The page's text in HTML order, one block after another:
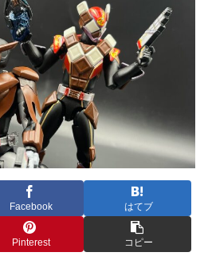
Facebook はてブ
Pinterest コピー